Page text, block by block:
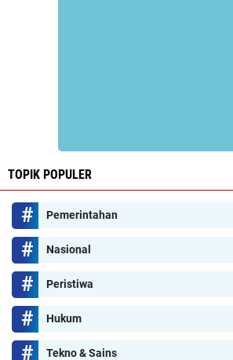
TOPIK POPULER
Pemerintahan
Nasional
Peristiwa
Hukum
Tekno & Sains